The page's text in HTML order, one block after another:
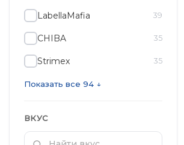
LabellaMafia 39
CHIBA 35
Strimex 35
Показать все 94 ↓
ВКУС